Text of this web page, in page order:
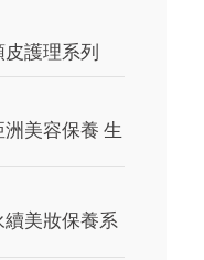
護理系列
美容保養 生
美妝保養系